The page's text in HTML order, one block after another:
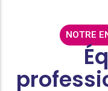
NOTRE